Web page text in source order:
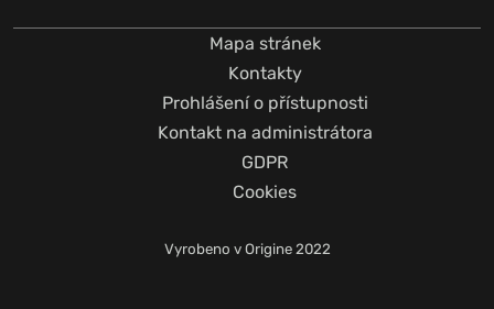
Mapa stránek
Kontakty
Prohlášení o přístupnosti
Kontakt na administrátora
GDPR
Cookies
Vyrobeno v Origine2022